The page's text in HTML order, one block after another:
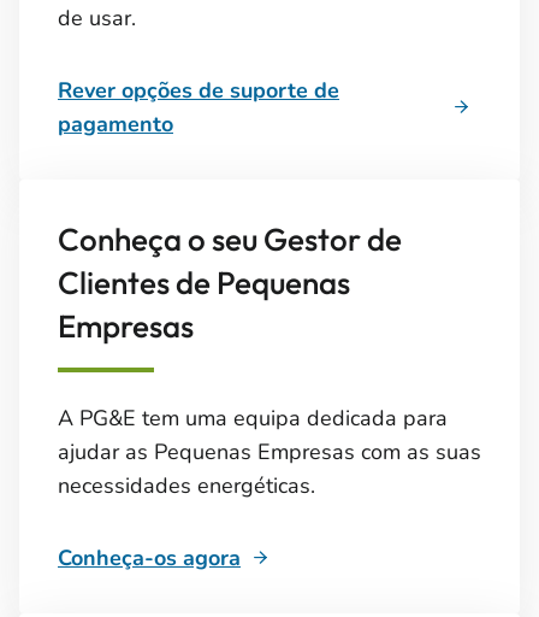
de usar.
Rever opções de suporte de
pagamento
Conheça o seu Gestor de
Clientes de Pequenas
Empresas
A PG&E tem uma equipa dedicada para
ajudar as Pequenas Empresas com as suas
necessidades energéticas.
Conheça-os agora